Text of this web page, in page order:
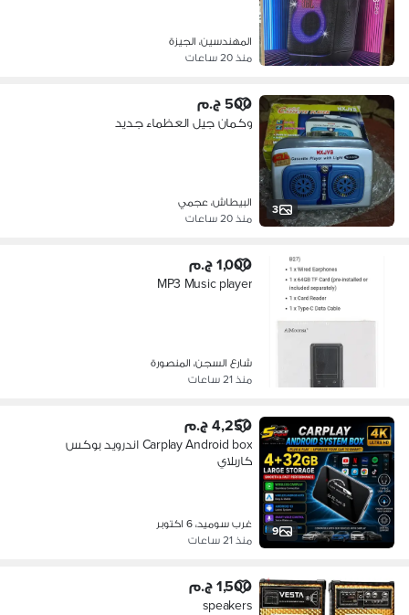
المهندسين، الجيزة
منذ 20 ساعات
3
500 ج.م
وكمان جيل العظماء جديد
البيطاش، عجمي
منذ 20 ساعات
1,000 ج.م
MP3 Music player
شارع السجن، المنصورة
منذ 21 ساعات
9
4,250 ج.م
Carplay Android box اندرويد بوكس
كاربلاي
غرب سوميد، 6 اكتوبر
منذ 21 ساعات
1,500 ج.م
speakers